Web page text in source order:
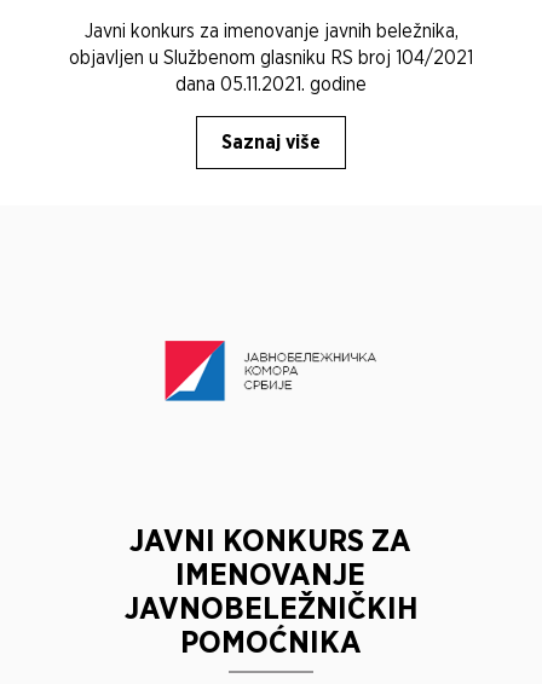
Javni konkurs za imenovanje javnih beležnika,
objavljen u Službenom glasniku RS broj 104/2021
dana 05.11.2021. godine
Saznaj više
JAVNI KONKURS ZA
IMENOVANJE
JAVNOBELEŽNIČKIH
POMOĆNIKA